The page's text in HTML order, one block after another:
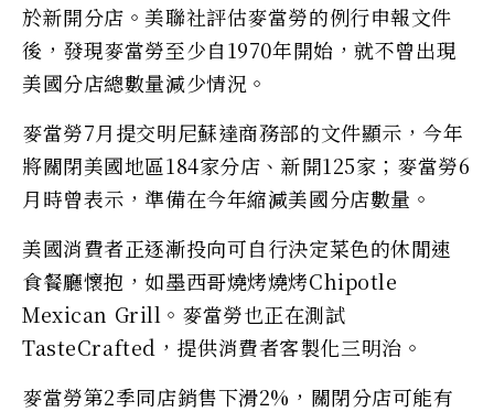
於新開分店。美聯社評估麥當勞的例行申報文件
後，發現麥當勞至少自1970年開始，就不曾出現
美國分店總數量減少情況。
麥當勞7月提交明尼蘇達商務部的文件顯示，今年
將關閉美國地區184家分店、新開125家；麥當勞6
月時曾表示，準備在今年縮減美國分店數量。
美國消費者正逐漸投向可自行決定菜色的休閒速
食餐廳懷抱，如墨西哥燒烤燒烤Chipotle
Mexican Grill。麥當勞也正在測試
TasteCrafted，提供消費者客製化三明治。
麥當勞第2季同店銷售下滑2%，關閉分店可能有